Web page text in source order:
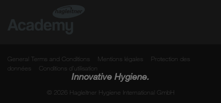
General Terms and Conditions Mentions légales
Protection des
données
Conditions d’utilisation
Innovative Hygiene.
© 2026 Hagleitner Hygiene International GmbH